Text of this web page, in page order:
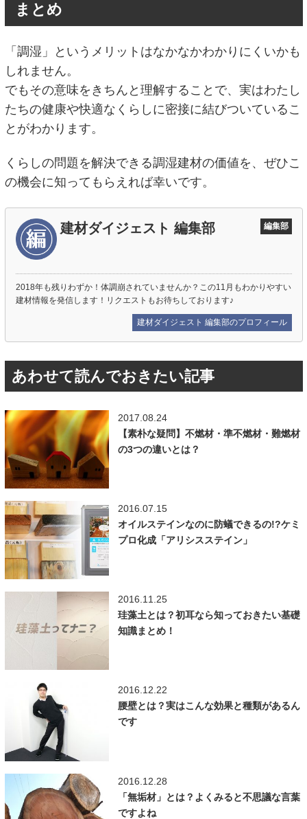
まとめ
「調湿」というメリットはなかなかわかりにくいかも
しれません。
でもその意味をきちんと理解することで、実はわたし
たちの健康や快適なくらしに密接に結びついているこ
とがわかります。
くらしの問題を解決できる調湿建材の価値を、ぜひこ
の機会に知ってもらえれば幸いです。
建材ダイジェスト 編集部 編集部
2018年も残りわずか！体調崩されていませんか？この11月もわかりやすい
建材情報を発信します！リクエストもお待ちしております♪
建材ダイジェスト 編集部のプロフィール
あわせて読んでおきたい記事
2017.08.24
【素朴な疑問】不燃材・準不燃材・難燃材
の3つの違いとは？
2016.07.15
オイルステインなのに防蟻できるの!?ケミ
プロ化成「アリシスステイン」
2016.11.25
珪藻土とは？初耳なら知っておきたい基礎
知識まとめ！
2016.12.22
腰壁とは？実はこんな効果と種類があるん
です
2016.12.28
「無垢材」とは？よくみると不思議な言葉
ですよね